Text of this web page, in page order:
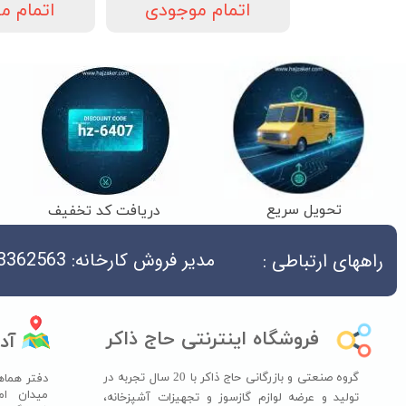
اتمام اتمام موجودی
تحویل سریع دریافت کد تخفیف
فروشگاه اینترنتی حاج ذاکر
گروه صنعتی و بازرگانی حاج ذاکر با 20 سال تجربه در
تولید و عرضه لوازم گازسوز و تجهیزات آشپزخانه،
دفتر
میدان
مدیر فروش کارخانه: 04533362563 راههای ارتباطی :